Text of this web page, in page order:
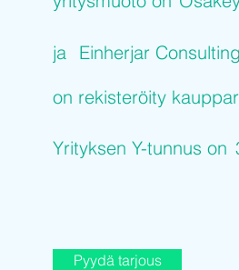
ja Einherjar
on rekisteröity
Yrityksen Y-tunnus on
Pyydä tarjous